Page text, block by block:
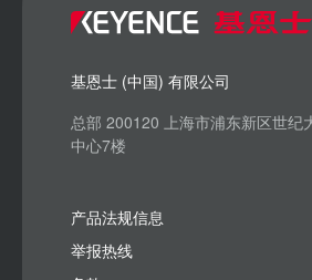
基恩士 (中国) 有限公司
总部 200120 上海市浦东新区世纪
中心7楼
产品法规信息
举报热线